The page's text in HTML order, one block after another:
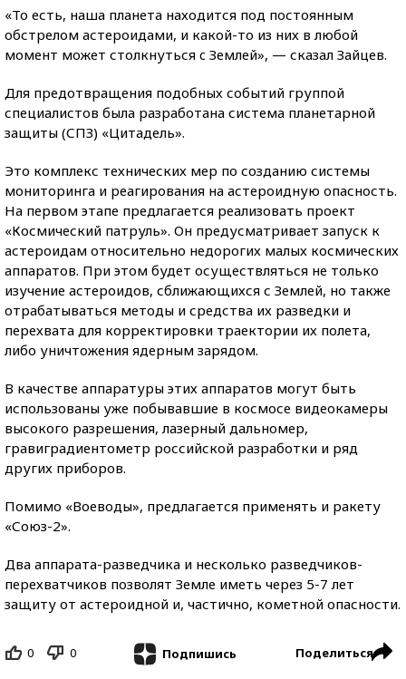
«То есть, наша планета находится под постоянным
обстрелом астероидами, и какой-то из них в любой
момент может столкнуться c Землей», — сказал Зайцев.
Для предотвращения подобных событий группой
специалистов была разработана система планетарной
защиты (СПЗ) «Цитадель».
Это комплекс технических мер по созданию системы
мониторинга и реагирования на астероидную опасность.
На первом этапе предлагается реализовать проект
«Космический патруль». Он предусматривает запуск к
астероидам относительно недорогих малых космических
аппаратов. При этом будет осуществляться не только
изучение астероидов, сближающихся с Землей, но также
отрабатываться методы и средства их разведки и
перехвата для корректировки траектории их полета,
либо уничтожения ядерным зарядом.
В качестве аппаратуры этих аппаратов могут быть
использованы уже побывавшие в космосе видеокамеры
высокого разрешения, лазерный дальномер,
гравиградиентометр российской разработки и ряд
других приборов.
Помимо «Воеводы», предлагается применять и ракету
«Союз-2».
Два аппарата-разведчика и несколько разведчиков-
перехватчиков позволят Земле иметь через 5-7 лет
защиту от астероидной и, частично, кометной опасности.
0 0 Подпишись Поделиться